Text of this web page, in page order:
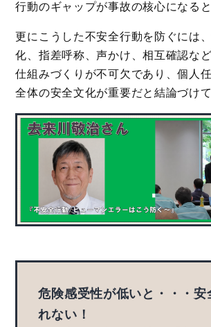
行動のギャップが事故の核心になると
更にこうした不安全行動を防ぐには
化、指差呼称、声かけ、相互確認な
仕組みづくりが不可欠であり、個人
全体の安全文化が重要だと結論づけて
危険感受性が低いと・・・安
れない！ そ